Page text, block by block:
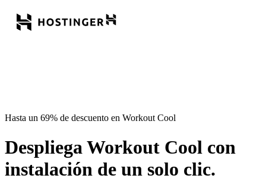
Hasta un 69% de descuento en Workout Cool
Despliega Workout Cool con
instalación de un solo clic.